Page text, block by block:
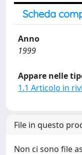
Scheda
Anno
1999
Appare nelle
1.1 Articolo in
File in questo
Non ci sono file